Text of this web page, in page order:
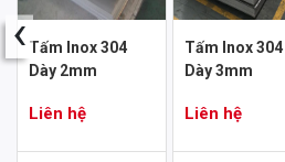
Tấm Inox 304
Dày 2mm
Liên hệ
Tấm Inox 304
Dày 3mm
Liên hệ
‹